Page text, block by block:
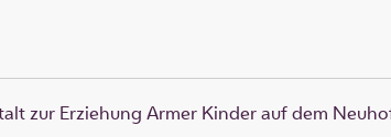
zur Erziehung Armer Kinder auf dem